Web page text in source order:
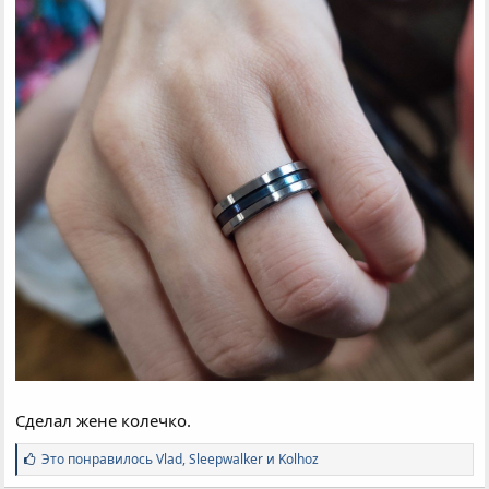
Сделал жене колечко.
С
и
Это понравилосьVlad,Sleepwalker и Kolhoz